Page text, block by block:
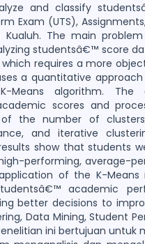
and classify
Exam (UTS),
Kualuh. The main
studentsâ€™ score
requires a more
a quantitative
Means algorithm.
scores and
the number of
and iterative
show that students
performing, average-
of the K-
academic
better decisions to
Data Mining, Student
ini bertujuan